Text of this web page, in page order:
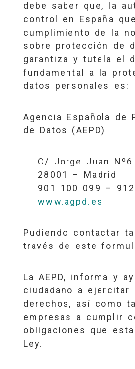
debe saber que, la
control en España
cumplimiento de la
sobre protección de
garantiza y tutela el
fundamental a la
datos personales es:
Agencia Española de
de Datos (AEPD)
C/ Jorge Juan Nº6
28001 – Madrid
901 100 099 –
www.agpd.es
Pudiendo contactar
través de este
La AEPD, informa y
ciudadano a ejercitar
derechos, así como
empresas a cumplir
obligaciones que
Ley.